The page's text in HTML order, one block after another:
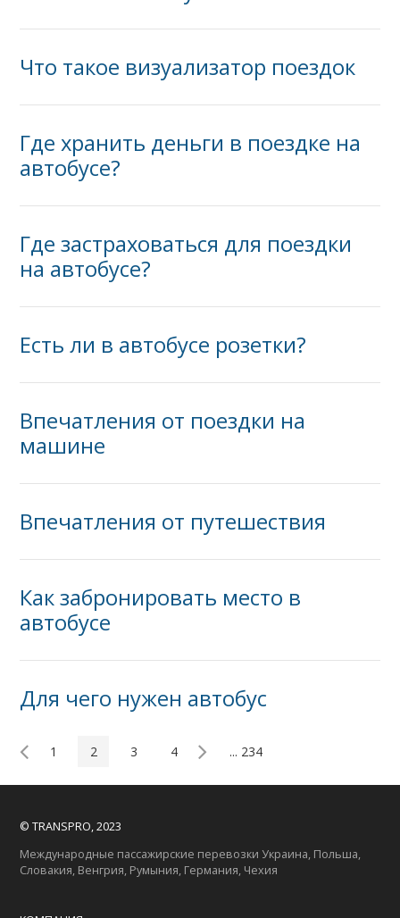
Что‌ ‌такое‌ ‌визуализатор‌ ‌поездок‌ ‌
Где хранить деньги в поездке на
автобусе?
Где застраховаться для поездки
на автобусе?
Есть ли в автобусе розетки?
Впечатления от поездки на
машине
Впечатления от путешествия
Как‌ ‌забронировать‌ ‌место‌ ‌в‌
‌автобусе‌ ‌
Для‌ ‌чего‌ ‌нужен‌ ‌автобус‌ ‌
1 2 3 4 ... 234
© TRANSPRO, 2023
Международные пассажирские перевозки Украина, Польша,
Словакия, Венгрия, Румыния, Германия, Чехия